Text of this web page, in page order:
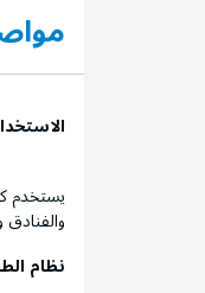
يستخدم
نظام